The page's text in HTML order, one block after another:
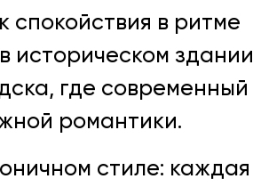
спокойствия в ритме
историческом здании
где современный
романтики.
стиле: каждая